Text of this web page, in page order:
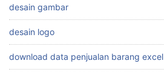
desain gambar
desain logo
download data penjualan barang excel